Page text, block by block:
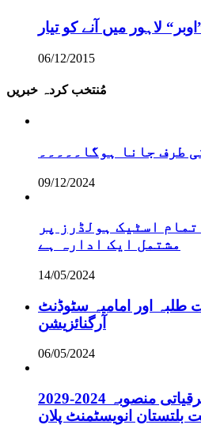
لاہور میں آنے کو تیار
06/12/2015
مُنتخب کردہ خبریں
طرف جانا ہوگا۔۔۔۔۔
09/12/2024
اسٹیک ہولڈرز پر
مشتمل ایک ادارہ ہے
14/05/2024
طلبہ اور امامیہ سٹوڈنٹ
آرگنائزیشن
06/05/2024
گلگت بلتستان ترقیاتی منصوبہ 2024-2029
بلتستان انویسٹمنٹ پلان